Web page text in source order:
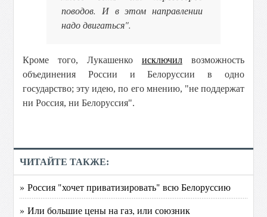
поводов. И в этом направлении
надо двигаться".
Кроме того, Лукашенко исключилвозможность
объединения России и Белоруссии в одно
государство; эту идею, по его мнению, "не поддержат
ни Россия, ни Белоруссия".
ЧИТАЙТЕ ТАКЖЕ:
» Россия "хочет приватизировать" всю Белоруссию
» Или большие цены на газ, или союзник